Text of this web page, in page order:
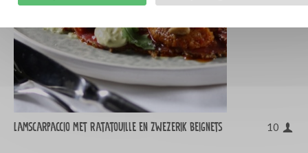
Lamscarpaccio met ratatouille en zwezerik beignets 10